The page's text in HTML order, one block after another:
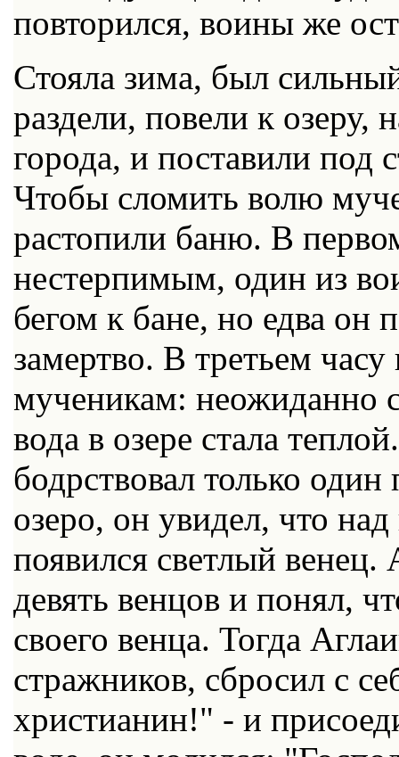
повторился, воины же
Стояла зима, был
раздели, повели к озеру,
города, и поставили под
Чтобы сломить волю
растопили баню. В
нестерпимым, один из
бегом к бане, но едва он
замертво. В третьем
мученикам: неожиданно
вода в озере стала
бодрствовал только
озеро, он увидел, что
появился светлый венец.
девять венцов и понял,
своего венца. Тогда
стражников, сбросил с
христианин!" - и